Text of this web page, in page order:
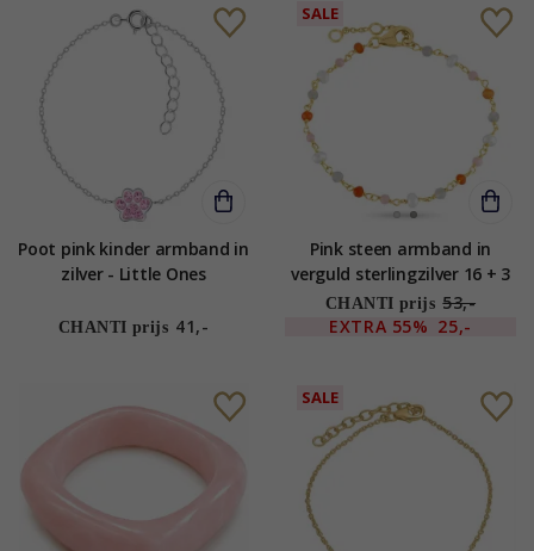
Poot pink kinder armband in
zilver - Little Ones
CHANTI prijs 41,-
SALE
Pink steen armband in
verguld sterlingzilver 16 + 3
cm x 3,5 mm - Loom Stones
CHANTI prijs 53,-
EXTRA 55% 25,-
SALE